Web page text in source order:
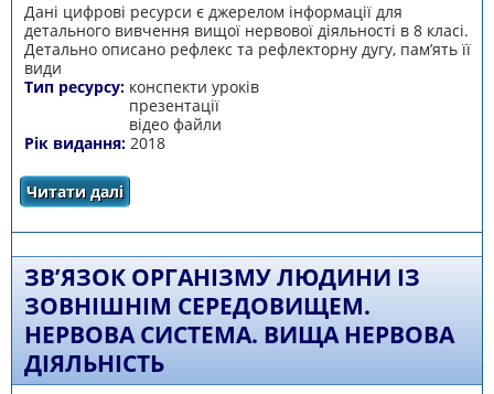
Дані цифрові ресурси є джерелом інформації для
детального вивчення вищої нервової діяльності в 8 класі.
Детально описано рефлекс та рефлекторну дугу, пам’ять її
види
Тип ресурсу: конспекти уроків
презентації
відео файли
Рік видання: 2018
Читати даліпро Вища нервова діяльність
ЗВ’ЯЗОК ОРГАНІЗМУ ЛЮДИНИ ІЗ
ЗОВНІШНІМ СЕРЕДОВИЩЕМ.
НЕРВОВА СИСТЕМА. ВИЩА НЕРВОВА
ДІЯЛЬНІСТЬ